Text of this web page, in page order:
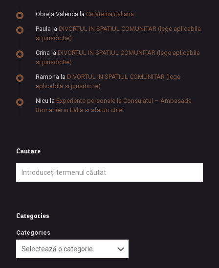
Obreja Valerica la Cetatenia italiana
Paula la DIVORTUL IN SPATIUL COMUNITAR (lege aplicabila
si jurisdictie)
Crina la DIVORTUL IN SPATIUL COMUNITAR (lege aplicabila
si jurisdictie)
Ramona la DIVORTUL IN SPATIUL COMUNITAR (lege
aplicabila si jurisdictie)
Nicu la Experiente personale la Consulatul – Ambasada
Romaniei in Italia si sfaturi utile!
Cautare
Categories
Categories